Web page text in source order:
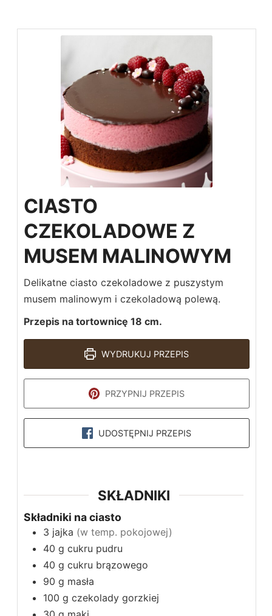
CIASTO
CZEKOLADOWE Z
MUSEM MALINOWYM
Delikatne ciasto czekoladowe z puszystym
musem malinowym i czekoladową polewą.
Przepis na tortownicę 18 cm.
WYDRUKUJ PRZEPIS
PRZYPNIJ PRZEPIS
UDOSTĘPNIJ PRZEPIS
SKŁADNIKI
Składniki na ciasto
3 jajka (w temp. pokojowej)
40 g cukru pudru
40 g cukru brązowego
90 g masła
100 g czekolady gorzkiej